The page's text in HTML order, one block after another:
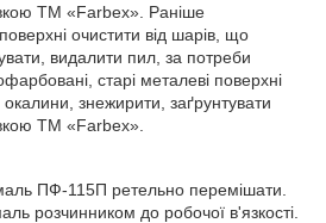
ТМ «Farbex». Раніше
очистити від шарів, що
видалити пил, за потреби
старі металеві поверхні
окалини, знежирити, заґрунтувати
ТМ «Farbex».
ПФ-115П ретельно перемішати.
розчинником до робочої в'язкості.